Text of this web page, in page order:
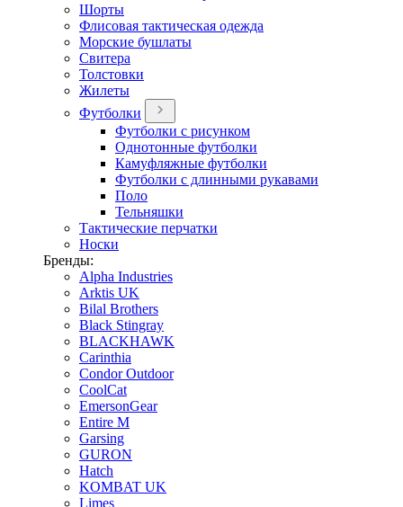
Шорты
Флисовая тактическая одежда
Морские бушлаты
Свитера
Толстовки
Жилеты
Футболки
Футболки с рисунком
Однотонные футболки
Камуфляжные футболки
Футболки с длинными рукавами
Поло
Тельняшки
Тактические перчатки
Носки
Бренды:
Alpha Industries
Arktis UK
Bilal Brothers
Black Stingray
BLACKHAWK
Carinthia
Condor Outdoor
CoolCat
EmersonGear
Entire M
Garsing
GURON
Hatch
KOMBAT UK
Limes